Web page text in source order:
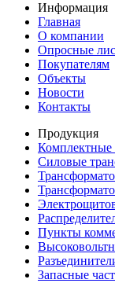
Информация
Главная
О компании
Опросные
Покупателям
Объекты
Новости
Контакты
Продукция
Комплектные
Силовые
Пункты
Запасные